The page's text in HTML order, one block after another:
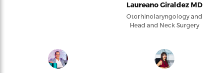
Laureano Giraldez MD
Otorhinolaryngology and
Head and Neck Surgery